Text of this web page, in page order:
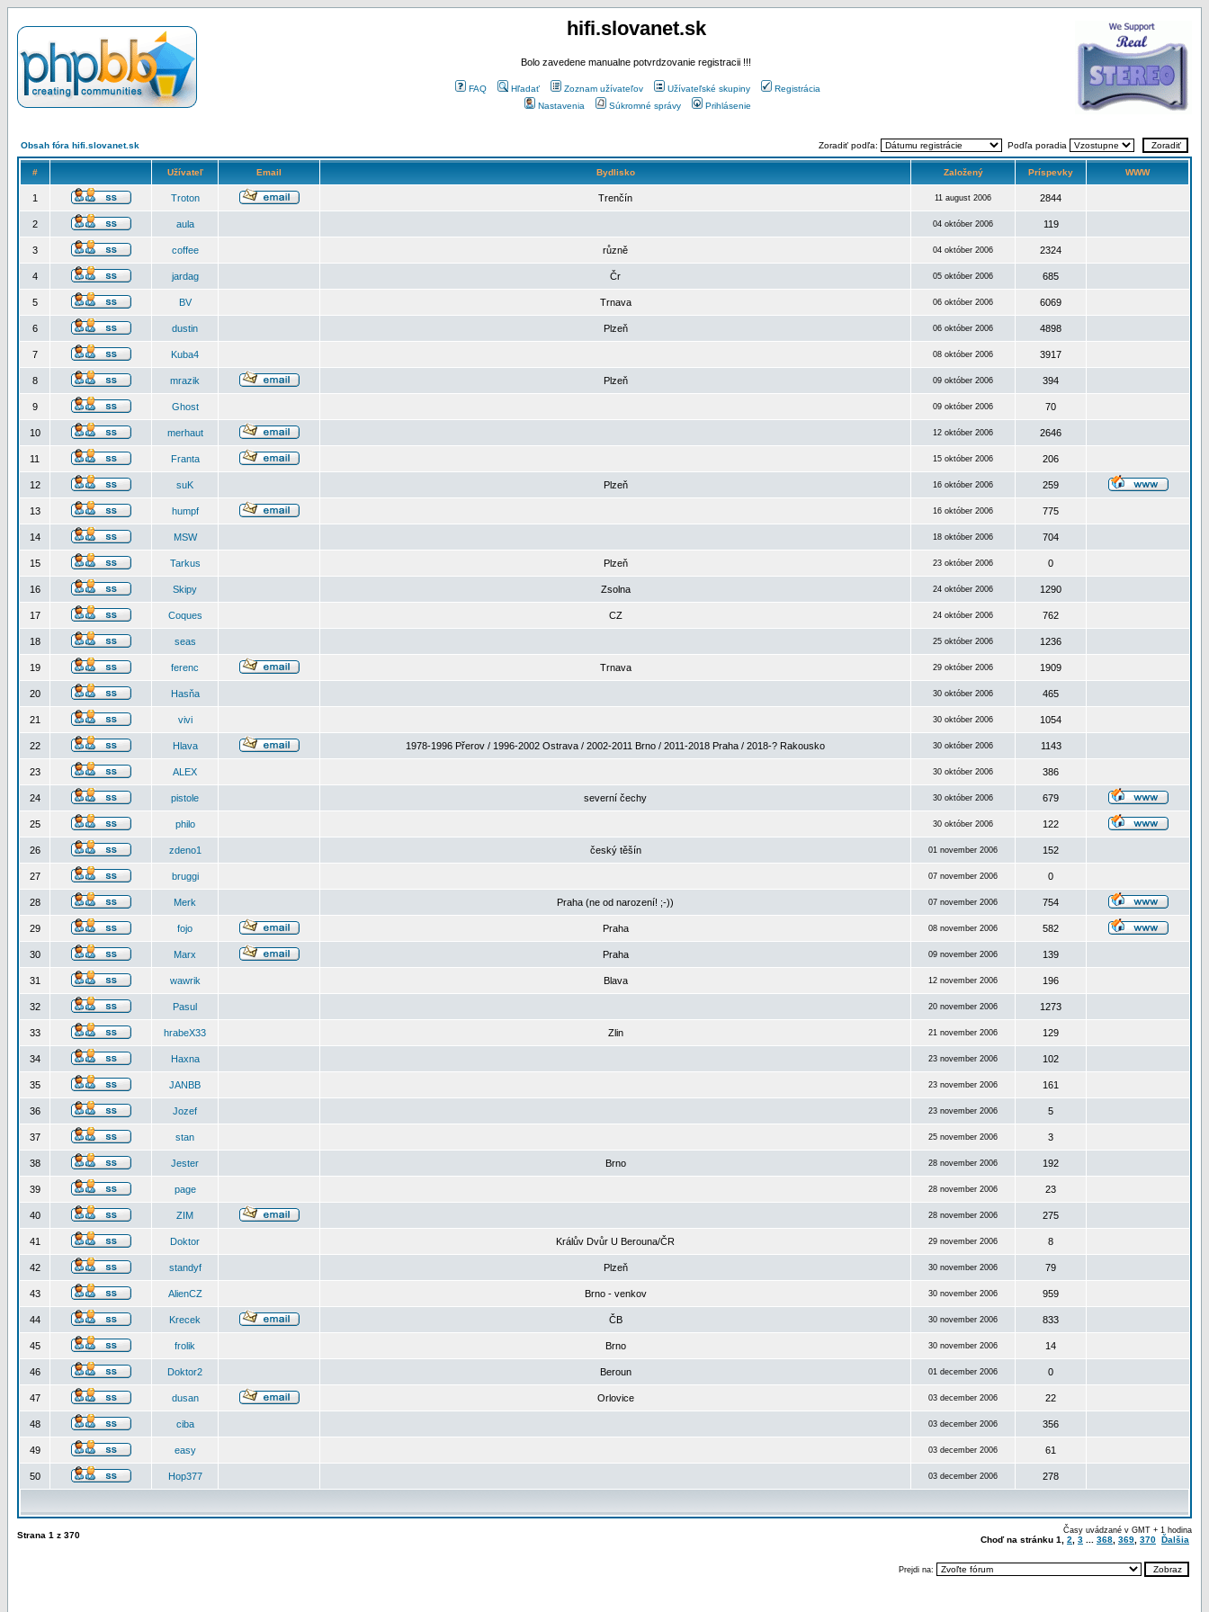
hifi.slovanet.sk
Bolo zavedene manualne potvrdzovanie registracii !!!
FAQ Hľadať Zoznam užívateľov Užívateľské skupiny
Registrácia
Nastavenia
Súkromné správy Prihlásenie
Obsah fóra hifi.slovanet.sk Zoradiť podľa: Podľa poradia
# Užívateľ Email Bydlisko Založený Príspevky WWW
1 Troton Trenčín 11 august 2006 2844
2 aula 04 október 2006 119
3 coffee různě 04 október 2006 2324
4 jardag Čr 05 október 2006 685
5 BV Trnava 06 október 2006 6069
6 dustin Plzeň 06 október 2006 4898
7 Kuba4 08 október 2006 3917
8 mrazik Plzeň 09 október 2006 394
9 Ghost 09 október 2006 70
10 merhaut 12 október 2006 2646
11 Franta 15 október 2006 206
12 suK Plzeň 16 október 2006 259
13 humpf 16 október 2006 775
14 MSW 18 október 2006 704
15 Tarkus Plzeň 23 október 2006 0
16 Skipy Zsolna 24 október 2006 1290
17 Coques CZ 24 október 2006 762
18 seas 25 október 2006 1236
19 ferenc Trnava 29 október 2006 1909
20 Hasňa 30 október 2006 465
21 vivi 30 október 2006 1054
22 Hlava 1978-1996 Přerov / 1996-2002 Ostrava / 2002-2011 Brno / 2011-2018 Praha / 2018-? Rakousko 30 október 2006 1143
23 ALEX 30 október 2006 386
24 pistole severní čechy 30 október 2006 679
25 philo 30 október 2006 122
26 zdeno1 český těšín 01 november 2006 152
27 bruggi 07 november 2006 0
28 Merk Praha (ne od narození! ;-)) 07 november 2006 754
29 fojo Praha 08 november 2006 582
30 Marx Praha 09 november 2006 139
31 wawrik Blava 12 november 2006 196
32 Pasul 20 november 2006 1273
33 hrabeX33 Zlin 21 november 2006 129
34 Haxna 23 november 2006 102
35 JANBB 23 november 2006 161
36 Jozef 23 november 2006 5
37 stan 25 november 2006 3
38 Jester Brno 28 november 2006 192
39 page 28 november 2006 23
40 ZIM 28 november 2006 275
41 Doktor Králův Dvůr U Berouna/ČR 29 november 2006 8
42 standyf Plzeň 30 november 2006 79
43 AlienCZ Brno - venkov 30 november 2006 959
44 Krecek ČB 30 november 2006 833
45 frolik Brno 30 november 2006 14
46 Doktor2 Beroun 01 december 2006 0
47 dusan Orlovice 03 december 2006 22
48 ciba 03 december 2006 356
49 easy 03 december 2006 61
50 Hop377 03 december 2006 278
Strana 1 z 370 Časy uvádzané v GMT + 1 hodina
Choď na stránku 1 2 3 368 369 370 Ďalšia
Prejdi na: